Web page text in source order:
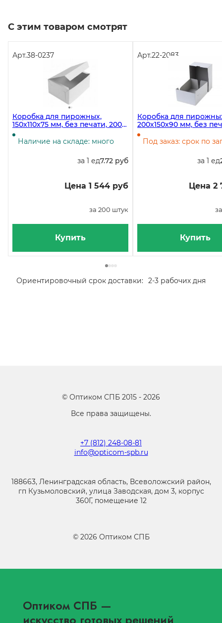
С этим товаром смотрят
Арт.38-0237
Коробка для пирожных,
150х110х75 мм, без печати, 200
штук
Наличие на складе: много
за 1 ед7.72 руб
Цена 1 544 руб
за 200 штук
Купить
Арт.22-2083
Коробка для
200х150х90 мм, без
штук в упаковке
Под заказ: срок по
за 1 ед
Цена 2
Купить
Ориентировочный срок доставки: 2-3 рабочих дня
© Оптиком СПБ 2015 - 2026
Все права защищены.
+7 (812) 248-08-81
info@opticom-spb.ru
188663, Ленинградская область, Всеволожский район,
гп Кузьмоловский, улица Заводская, дом 3, корпус
360Г, помещение 12
© 2026 Оптиком СПБ
Оптиком СПБ —